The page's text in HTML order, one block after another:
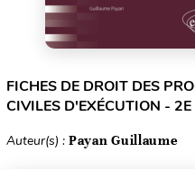
FICHES DE DROIT DES
CIVILES D'EXÉCUTION -
Auteur(s) : Payan Guillaume